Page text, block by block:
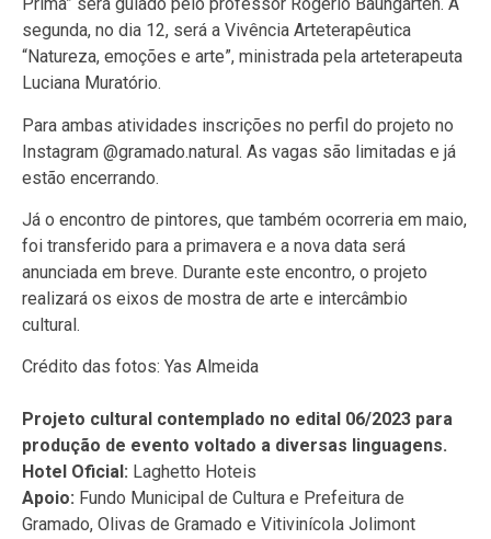
segunda, no dia 12, será a Vivência Arteterapêutica
“Natureza, emoções e arte”, ministrada pela arteterapeuta
Luciana Muratório.
Para ambas atividades inscrições no perfil do projeto no
Instagram @gramado.natural. As vagas são limitadas e já
estão encerrando.
Já o encontro de pintores, que também ocorreria em maio,
foi transferido para a primavera e a nova data será
anunciada em breve. Durante este encontro, o projeto
realizará os eixos de mostra de arte e intercâmbio
cultural.
Crédito das fotos: Yas Almeida
Projeto cultural contemplado no edital 06/2023 para
produção de evento voltado a diversas linguagens.
Hotel Oficial: Laghetto Hoteis
Apoio: Fundo Municipal de Cultura e Prefeitura de
Gramado, Olivas de Gramado e Vitivinícola Jolimont